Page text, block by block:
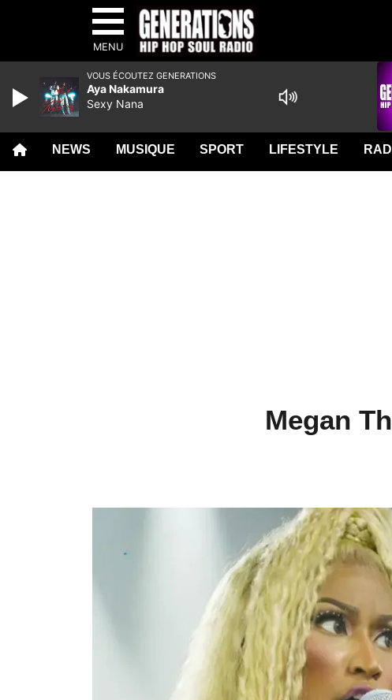
MENU
NEWS MUSIQUE SPORT LIFESTYLE
Megan
VOUS ÉCOUTEZ GENERATIONS
Aya Nakamura
Sexy Nana